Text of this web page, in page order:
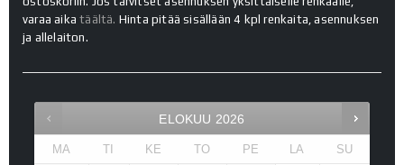
varaa aikatäältä. Hinta pitää sisällään 4 kpl renkaita, asennuksen
ja allelaiton.
ELOKUU 2026
MA TI KE TO PE LA SU